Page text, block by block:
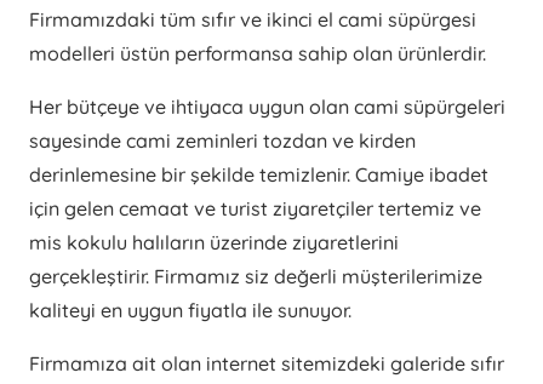
Firmamızdaki tüm sıfır ve ikinci el cami süpürgesi
modelleri üstün performansa sahip olan ürünlerdir.
Her bütçeye ve ihtiyaca uygun olan cami süpürgeleri
sayesinde cami zeminleri tozdan ve kirden
derinlemesine bir şekilde temizlenir. Camiye ibadet
için gelen cemaat ve turist ziyaretçiler tertemiz ve
mis kokulu halıların üzerinde ziyaretlerini
gerçekleştirir. Firmamız siz değerli müşterilerimize
kaliteyi en uygun fiyatla ile sunuyor.
Firmamıza ait olan internet sitemizdeki galeride sıfır